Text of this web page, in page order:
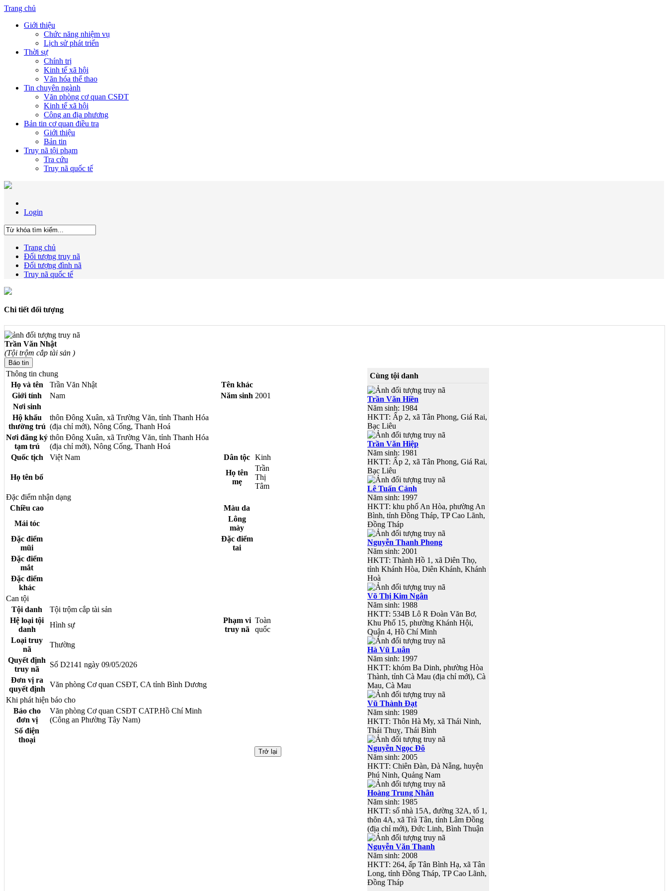
Trang chủ
Giới thiệu
Chức năng nhiệm vụ
Lịch sử phát triển
Thời sự
Chính trị
Kinh tế xã hội
Văn hóa thể thao
Tin chuyên ngành
Văn phòng cơ quan CSĐT
Kinh tế xã hội
Công an địa phương
Bản tin cơ quan điều tra
Giới thiệu
Bản tin
Truy nã tội phạm
Tra cứu
Truy nã quốc tế
Login
Trang chủ
Đối tượng truy nã
Đối tượng đình nã
Truy nã quốc tế
Chi tiết đối tượng
Trần Văn Nhật
(Tội trộm cắp tài sản )
Thông tin chung
Họ và tên
Trần Văn Nhật
Tên khác
Giới tính
Nam Năm sinh 2001
Nơi sinh
Hộ khẩu
thường trú
thôn Đông Xuân, xã Trường Văn, tỉnh Thanh Hóa
(địa chỉ mới), Nông Cống, Thanh Hoá
Nơi đăng ký
tạm trú
thôn Đông Xuân, xã Trường Văn, tỉnh Thanh Hóa
(địa chỉ mới), Nông Cống, Thanh Hoá
Quốc tịch
Việt Nam Dân tộc Kinh
Họ tên bố
Họ tên
mẹ
Trần
Thị
Tâm
Đặc điểm nhận dạng
Chiều cao
Màu da
Mái tóc
Lông
mày
Đặc điểm
mũi
Đặc điểm
tai
Đặc điểm
mắt
Đặc điểm
khác
Can tội
Tội danh
Tội trộm cắp tài sản
Hệ loại tội
danh
Hình sự
Phạm vi
truy nã
Toàn
quốc
Loại truy
nã
Thường
Quyết định
truy nã
Số D2141 ngày 09/05/2026
Đơn vị ra
quyết định
Văn phòng Cơ quan CSĐT, CA tỉnh Bình Dương
Khi phát hiện báo cho
Báo cho
đơn vị
Văn phòng Cơ quan CSĐT CATP.Hồ Chí Minh
(Công an Phường Tây Nam)
Số điện
thoại
Cùng tội danh
Trần Văn Hiền
Năm sinh: 1984
HKTT: Ấp 2, xã Tân Phong, Giá Rai,
Bạc Liêu
Trần Văn Hiệp
Năm sinh: 1981
HKTT: Ấp 2, xã Tân Phong, Giá Rai,
Bạc Liêu
Lê Tuấn Cảnh
Năm sinh: 1997
HKTT: khu phố An Hòa, phường An
Bình, tỉnh Đồng Tháp, TP Cao Lãnh,
Đồng Tháp
Nguyễn Thanh Phong
Năm sinh: 2001
HKTT: Thành Hồ 1, xã Diên Thọ,
tỉnh Khánh Hòa, Diên Khánh, Khánh
Hoà
Võ Thị Kim Ngân
Năm sinh: 1988
HKTT: 534B Lô R Đoàn Văn Bơ,
Khu Phố 15, phường Khánh Hội,
Quận 4, Hồ Chí Minh
Hà Vũ Luân
Năm sinh: 1997
HKTT: khóm Ba Dinh, phường Hòa
Thành, tỉnh Cà Mau (địa chỉ mới), Cà
Mau, Cà Mau
Vũ Thành Đạt
Năm sinh: 1989
HKTT: Thôn Hà My, xã Thái Ninh,
Thái Thuỵ, Thái Bình
Nguyễn Ngọc Đô
Năm sinh: 2005
HKTT: Chiên Đàn, Đà Nẵng, huyện
Phú Ninh, Quảng Nam
Hoàng Trung Nhân
Năm sinh: 1985
HKTT: số nhà 15A, đường 32A, tổ 1,
thôn 4A, xã Trà Tân, tỉnh Lâm Đồng
(địa chỉ mới), Đức Linh, Bình Thuận
Nguyễn Văn Thanh
Năm sinh: 2008
HKTT: 264, ấp Tân Bình Hạ, xã Tân
Long, tỉnh Đồng Tháp, TP Cao Lãnh,
Đồng Tháp